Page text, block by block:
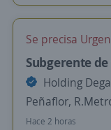
Se precisa
Subgerente
Holding
Peñaflor,
Hace 2 horas